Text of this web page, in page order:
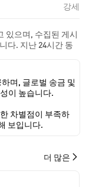
강세
있으며, 수집된 게시
다. 지난 24시간 동
다. 트위터에서는
약세 감정을 보였습
정을 나타냈습니다.
.
며, 글로벌 송금 및
이 높습니다.
차별점이 부족하
보입니다.
더 많은